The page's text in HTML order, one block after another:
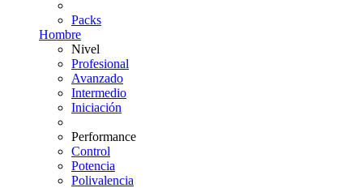
Packs
Hombre
Nivel
Profesional
Avanzado
Intermedio
Iniciación
Performance
Control
Potencia
Polivalencia